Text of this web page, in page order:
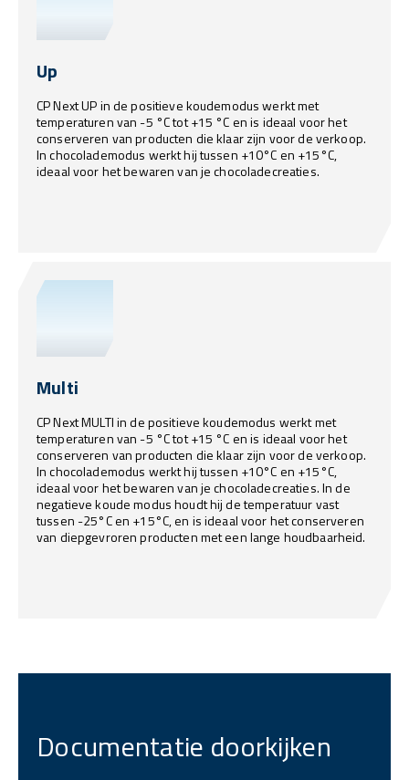
Up
CP Next UP in de positieve koudemodus werkt met
temperaturen van -5 °C tot +15 °C en is ideaal voor het
conserveren van producten die klaar zijn voor de verkoop.
In chocolademodus werkt hij tussen +10°C en +15°C,
ideaal voor het bewaren van je chocoladecreaties.
Multi
CP Next MULTI in de positieve koudemodus werkt met
temperaturen van -5 °C tot +15 °C en is ideaal voor het
conserveren van producten die klaar zijn voor de verkoop.
In chocolademodus werkt hij tussen +10°C en +15°C,
ideaal voor het bewaren van je chocoladecreaties. In de
negatieve koude modus houdt hij de temperatuur vast
tussen -25°C en +15°C, en is ideaal voor het conserveren
van diepgevroren producten met een lange houdbaarheid.
Documentatie doorkijken